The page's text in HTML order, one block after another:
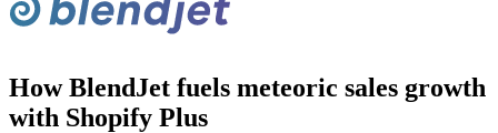
How BlendJet fuels meteoric sales growth
with Shopify Plus